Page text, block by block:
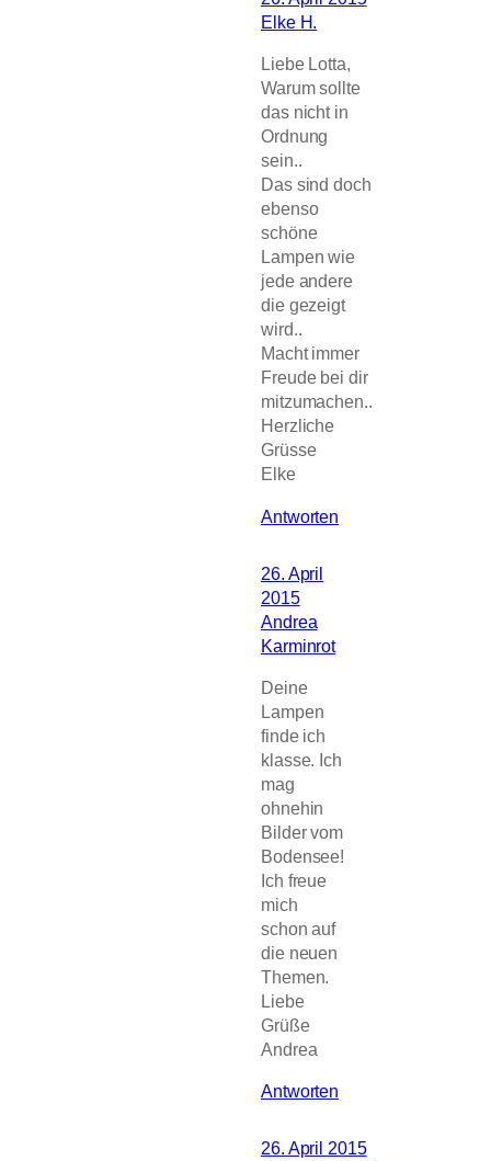
Elke H.
Liebe Lotta,
Warum sollte
das nicht in
Ordnung
sein..
Das sind doch
ebenso
schöne
Lampen wie
jede andere
die gezeigt
wird..
Macht immer
Freude bei dir
mitzumachen..
Herzliche
Grüsse
Elke
Antworten
26. April
2015
Andrea
Karminrot
Deine
Lampen
finde ich
klasse. Ich
mag
ohnehin
Bilder vom
Bodensee!
Ich freue
mich
schon auf
die neuen
Themen.
Liebe
Grüße
Andrea
Antworten
26. April 2015